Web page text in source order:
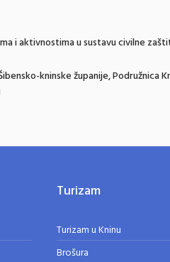
i aktivnostima u sustavu civilne
kninske županije, Podružnica
Turizam
Turizam u Kninu
Brošura